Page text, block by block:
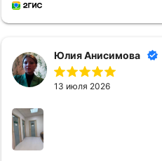
Юлия Анисимова
13 июля 2026